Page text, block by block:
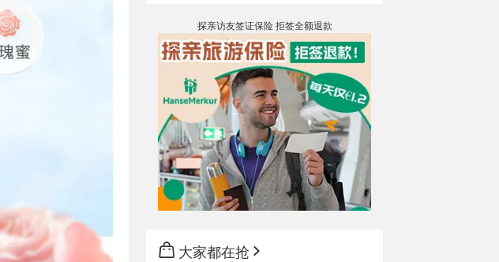
探亲访友签证保险 拒签全额退款
大家都在抢